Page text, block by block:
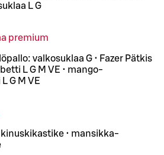
L G
premium
valkosuklaa G • Fazer Pätkis
L G M VE • mango-
G M VE
• mansikka-